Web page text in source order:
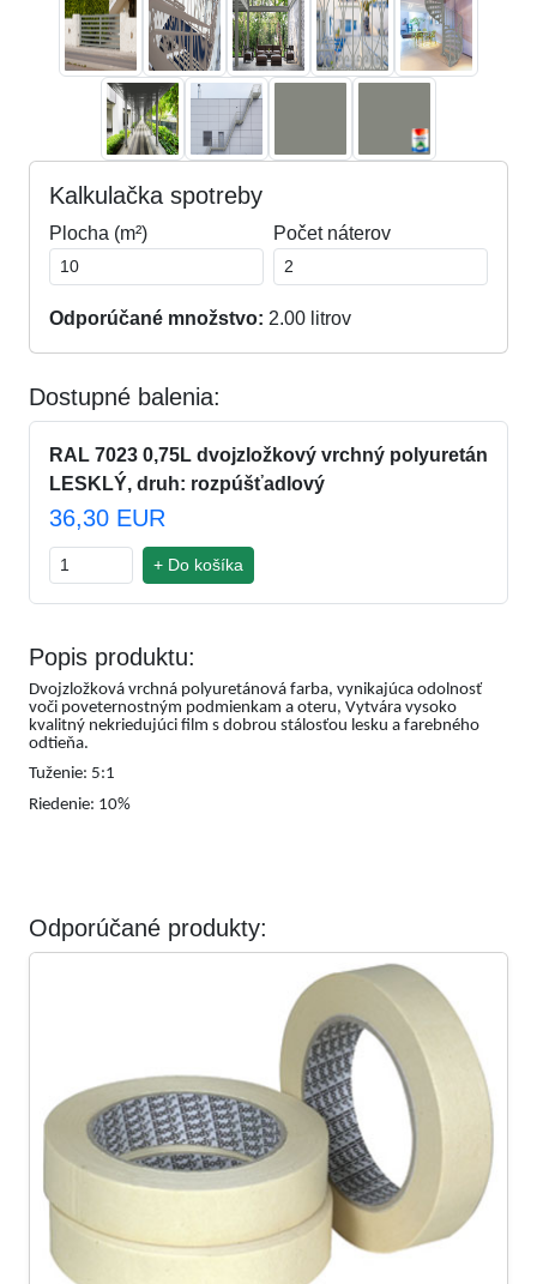
Kalkulačka spotreby
Plocha (m²) Počet náterov
Odporúčané množstvo: 2.00 litrov
Dostupné balenia:
RAL 7023 0,75L dvojzložkový vrchný polyuretán
LESKLÝ, druh: rozpúšťadlový
36,30 EUR
+ Do košíka
Popis produktu:
Dvojzložková vrchná polyuretánová farba, vynikajúca odolnosť
voči poveternostným podmienkam a oteru, Vytvára vysoko
kvalitný nekriedujúci film s dobrou stálosťou lesku a farebného
odtieňa.
Tuženie: 5:1
Riedenie: 10%
Odporúčané produkty: